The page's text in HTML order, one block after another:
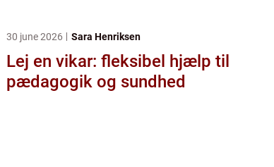
30 june 2026 Sara Henriksen
Lej en vikar: fleksibel hjælp til
pædagogik og sundhed